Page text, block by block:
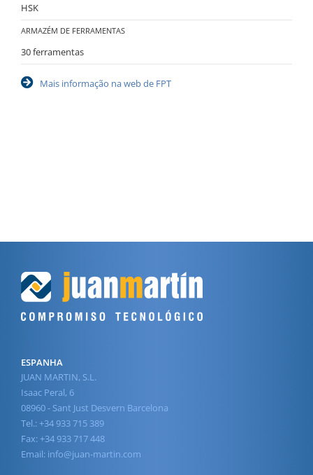
HSK
ARMAZÉM DE FERRAMENTAS
30 ferramentas
Mais informação na web de FPT
ESPANHA
JUAN MARTIN, S.L.
Isaac Peral, 6
08960 - Sant Just Desvern Barcelona
Tel.: +34 933 715 389
Fax: +34 933 717 448
Email: info@juan-martin.com